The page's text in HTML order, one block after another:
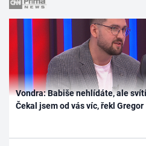
Vondra: Babiše nehlídáte, ale
Čekal jsem od vás víc, řekl Gregor